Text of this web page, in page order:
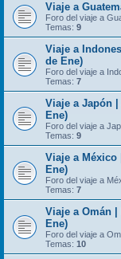
Viaje a
Foro del viaje a
Temas: 9
Viaje a
de Ene)
Foro del viaje a
Temas: 7
Viaje a Japón
Ene)
Foro del viaje a
Temas: 9
Viaje a México
Ene)
Foro del viaje a
Temas: 7
Viaje a Omán
Ene)
Foro del viaje a
Temas: 10